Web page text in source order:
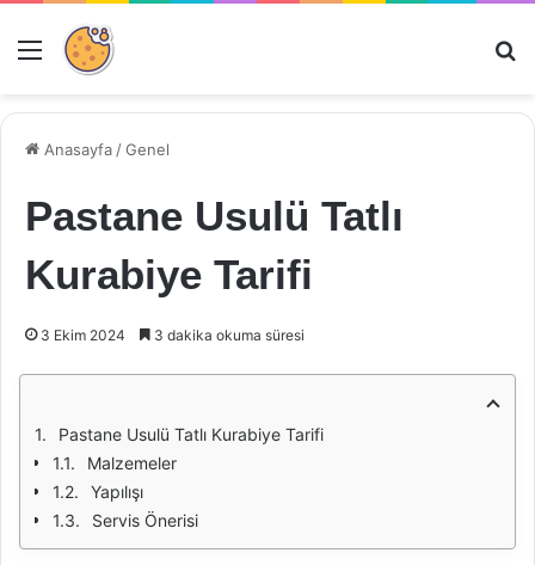
Menü
Anasayfa /Genel
Pastane Usulü Tatlı
Kurabiye Tarifi
3 Ekim 2024 3 dakika okuma süresi
Pastane Usulü Tatlı Kurabiye Tarifi
Malzemeler
Yapılışı
Servis Önerisi